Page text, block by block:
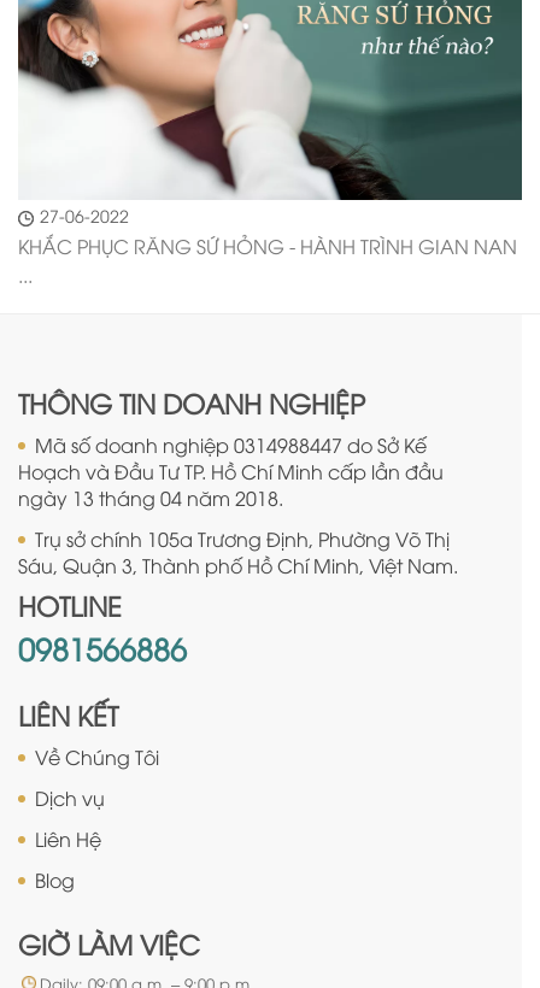
27-06-2022
KHẮC PHỤC RĂNG SỨ HỎNG - HÀNH TRÌNH GIAN NAN
...
THÔNG TIN DOANH NGHIỆP
Mã số doanh nghiệp 0314988447 do Sở Kế
Hoạch và Đầu Tư TP. Hồ Chí Minh cấp lần đầu
ngày 13 tháng 04 năm 2018.
Trụ sở chính 105a Trương Định, Phường Võ Thị
Sáu, Quận 3, Thành phố Hồ Chí Minh, Việt Nam.
HOTLINE
0981566886
LIÊN KẾT
Về Chúng Tôi
Dịch vụ
Liên Hệ
Blog
GIỜ LÀM VIỆC
Daily: 09:00 a.m. – 9:00 p.m.